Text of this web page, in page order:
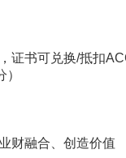
证书可兑换/抵扣
财融合、创造价值